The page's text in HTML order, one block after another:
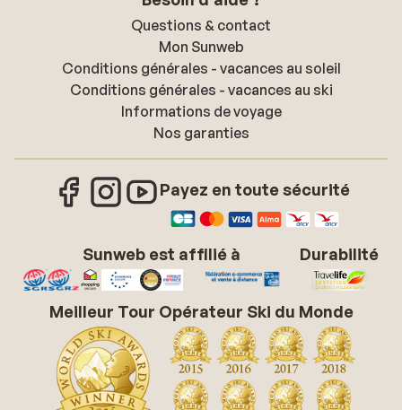
Questions & contact
Mon Sunweb
Conditions générales - vacances au soleil
Conditions générales - vacances au ski
Informations de voyage
Nos garanties
Payez en toute sécurité
Sunweb est affilié à Durabilité
Meilleur Tour Opérateur Ski du Monde